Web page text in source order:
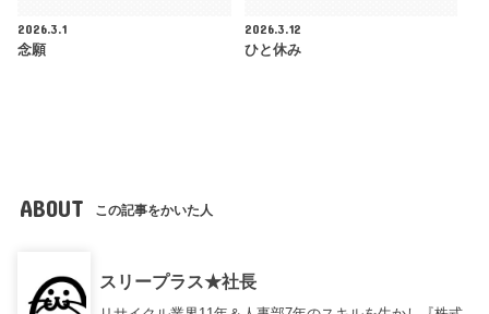
2026.3.1
念願
2026.3.12
ひと休み
ABOUT この記事をかいた人
スリープラス★社長